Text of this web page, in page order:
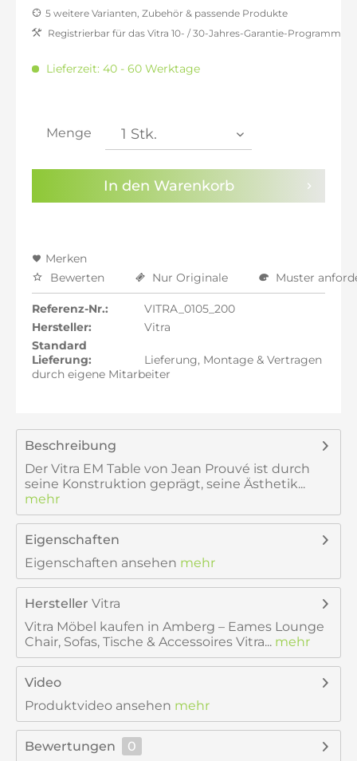
Sie haben dieDatenschutzbestimmungen
Kenntnis genommen.
inkl. 16% MwSt.: 6.687,06 €
inkl. 21% MwSt.: 6.975,29 €
5 weitere Varianten, Zubehör & passende Produkte
Registrierbar für das Vitra 10- / 30-Jahres-Garantie-Programm
Lieferzeit: 40 - 60 Werktage
Menge
In den Warenkorb
Merken
Bewerten
Nur Originale Muster
Referenz-Nr.:
VITRA_0105_200
Hersteller:
Vitra
Standard
Lieferung:
Lieferung, Montage & Vertragen
durch eigene Mitarbeiter
Beschreibung
Der Vitra EM Table von Jean Prouvé ist durch
seine Konstruktion geprägt, seine Ästhetik...
mehr
Eigenschaften
Eigenschaften ansehen mehr
Hersteller Vitra
Vitra Möbel kaufen in Amberg – Eames Lounge
Chair, Sofas, Tische & Accessoires Vitra... mehr
Video
Produktvideo ansehen mehr
Bewertungen
0